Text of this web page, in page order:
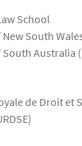
School
South
Australia
de Droit et